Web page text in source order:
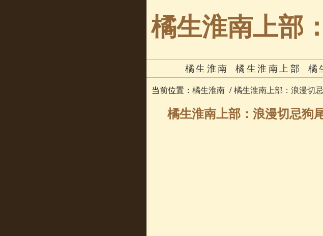
橘生淮南上部
橘生淮南 橘生淮南上部 橘
当前位置： 橘生淮南 橘生淮南上部：浪漫切
橘生淮南上部：浪漫切忌狗